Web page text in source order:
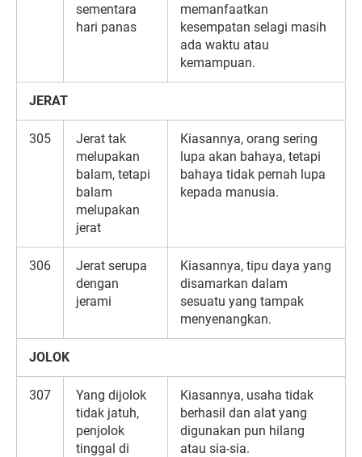
sementara
hari panas
memanfaatkan
kesempatan selagi masih
ada waktu atau
kemampuan.
JERAT
305
Jerat tak
melupakan
balam, tetapi
balam
melupakan
jerat
Kiasannya, orang sering
lupa akan bahaya, tetapi
bahaya tidak pernah lupa
kepada manusia.
306
Jerat serupa
dengan
jerami
Kiasannya, tipu daya yang
disamarkan dalam
sesuatu yang tampak
menyenangkan.
JOLOK
307
Yang dijolok
tidak jatuh,
penjolok
tinggal di
Kiasannya, usaha tidak
berhasil dan alat yang
digunakan pun hilang
atau sia-sia.